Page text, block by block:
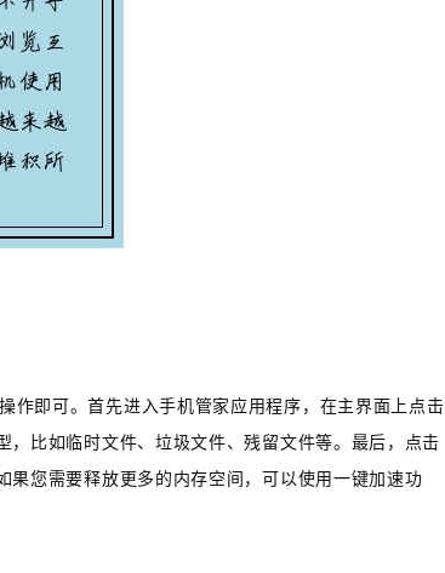
作即可。首先进入手机管家应用程序，在主界面上点击
，比如临时文件、垃圾文件、残留文件等。最后，点击
果您需要释放更多的内存空间，可以使用一键加速功